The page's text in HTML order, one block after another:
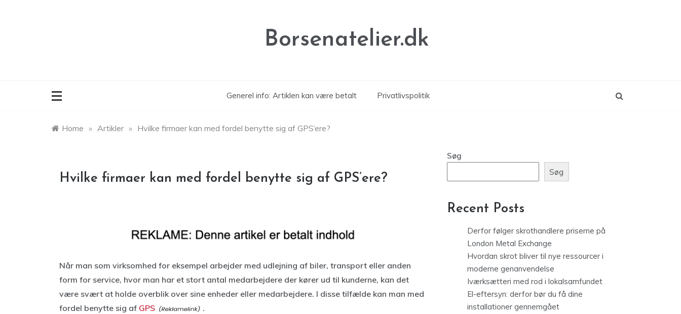
Borsenatelier.dk
Generel info: Artiklen kan være betalt Privatlivspolitik
Home » Artikler » Hvilke firmaer kan med fordel benytte sig af GPS’ere?
Hvilke firmaer kan med fordel benytte sig af GPS’ere?
Når man som virksomhed for eksempel arbejder med udlejning af biler, transport eller anden
form for service, hvor man har et stort antal medarbejdere der kører ud til kunderne, kan det
være svært at holde overblik over sine enheder eller medarbejdere. I disse tilfælde kan man med
fordel benytte sig af GPS .
Søg
Søg
Recent Posts
Derfor følger skrothandlere priserne på
London Metal Exchange
Hvordan skrot bliver til nye ressourcer i
moderne genanvendelse
Iværksætteri med rod i lokalsamfundet
El-eftersyn: derfor bør du få dine
installationer gennemgået